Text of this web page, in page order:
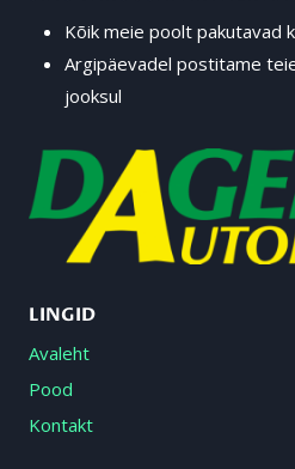
Kõik meie poolt pakutavad
Argipäevadel postitame
jooksul
LINGID
Avaleht
Pood
Kontakt